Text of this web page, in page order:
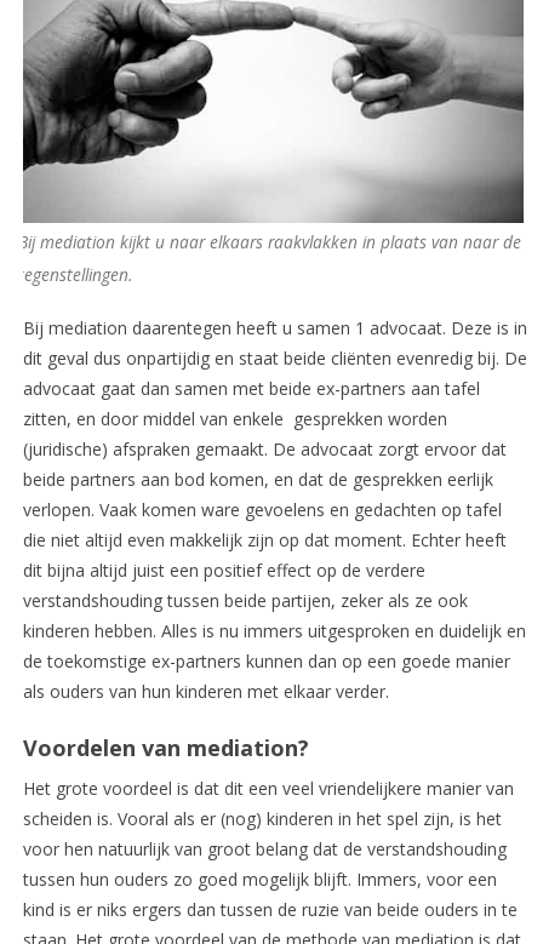
Bij mediation kijkt u naar elkaars raakvlakken in plaats van naar de
tegenstellingen.
Bij mediation daarentegen heeft u samen 1 advocaat. Deze is in
dit geval dus onpartijdig en staat beide cliënten evenredig bij. De
advocaat gaat dan samen met beide ex-partners aan tafel
zitten, en door middel van enkele gesprekken worden
(juridische) afspraken gemaakt. De advocaat zorgt ervoor dat
beide partners aan bod komen, en dat de gesprekken eerlijk
verlopen. Vaak komen ware gevoelens en gedachten op tafel
die niet altijd even makkelijk zijn op dat moment. Echter heeft
dit bijna altijd juist een positief effect op de verdere
verstandshouding tussen beide partijen, zeker als ze ook
kinderen hebben. Alles is nu immers uitgesproken en duidelijk en
de toekomstige ex-partners kunnen dan op een goede manier
als ouders van hun kinderen met elkaar verder.
Voordelen van mediation?
Het grote voordeel is dat dit een veel vriendelijkere manier van
scheiden is. Vooral als er (nog) kinderen in het spel zijn, is het
voor hen natuurlijk van groot belang dat de verstandshouding
tussen hun ouders zo goed mogelijk blijft. Immers, voor een
kind is er niks ergers dan tussen de ruzie van beide ouders in te